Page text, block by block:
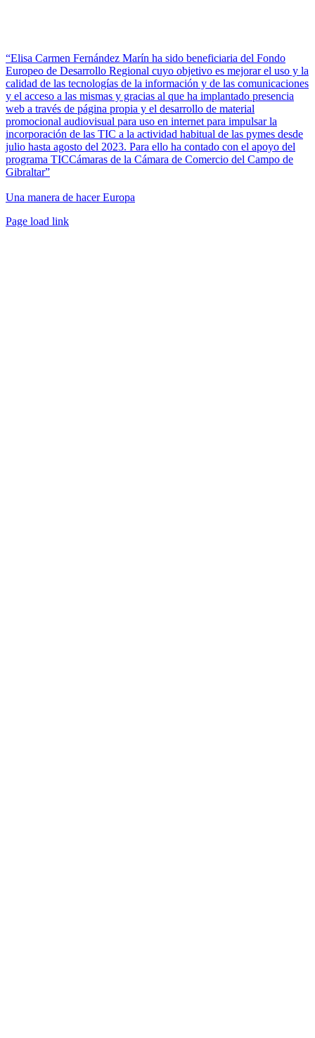
“Elisa Carmen Fernández Marín ha sido beneficiaria del Fondo
Europeo de Desarrollo Regional cuyo objetivo es mejorar el uso y la
calidad de las tecnologías de la información y de las comunicaciones
y el acceso a las mismas y gracias al que ha implantado presencia
web a través de página propia y el desarrollo de material
promocional audiovisual para uso en internet para impulsar la
incorporación de las TIC a la actividad habitual de las pymes desde
julio hasta agosto del 2023. Para ello ha contado con el apoyo del
programa TICCámaras de la Cámara de Comercio del Campo de
Gibraltar”
Una manera de hacer Europa
Facebook
Twitter
Instagram
Pinterest
Page load link